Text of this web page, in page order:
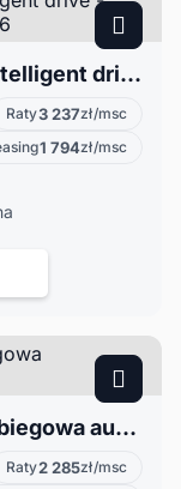
Cupra Leon 2.0 DSG - Pakiet Intelligent drive - Pakiet Immersive - Skyline - Rok 2026
Raty3 237zł/msc
1 794zł/msc
Cupra Leon 1.5 eTSI 150 KM 7-biegowa automatyczna DSG
Raty2 285zł/msc